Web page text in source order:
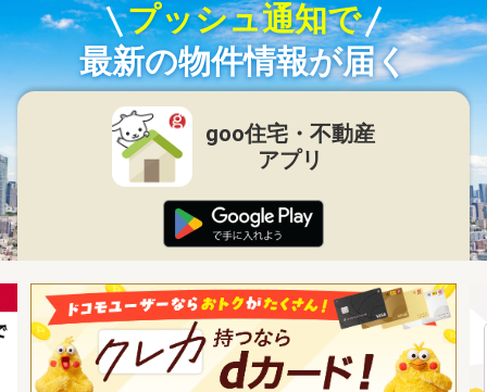
プッシュ通知で
最新の物件情報が届く
goo住宅・不動産
アプリ